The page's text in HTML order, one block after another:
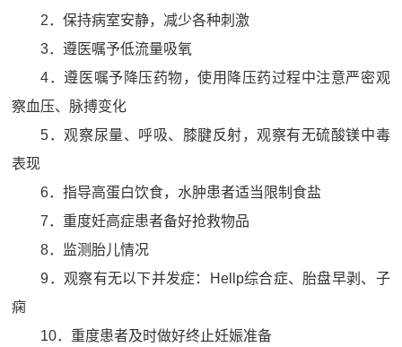
2．保持病室安静，减少各种刺激
3．遵医嘱予低流量吸氧
4．遵医嘱予降压药物，使用降压药过程中注意严密观
察血压、脉搏变化
5．观察尿量、呼吸、膝腱反射，观察有无硫酸镁中毒
表现
6．指导高蛋白饮食，水肿患者适当限制食盐
7．重度妊高症患者备好抢救物品
8．监测胎儿情况
9．观察有无以下并发症：Hellp综合症、胎盘早剥、子
痫
10．重度患者及时做好终止妊娠准备